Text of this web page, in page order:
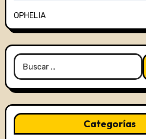
OPHELIA
Buscar:
Categorías